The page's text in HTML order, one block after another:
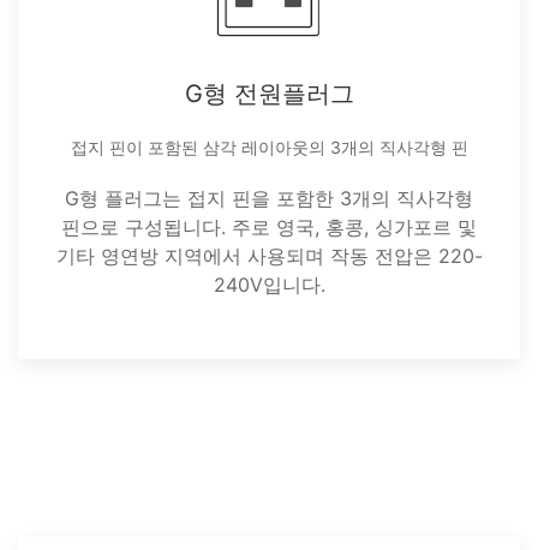
G형 전원플러그
접지 핀이 포함된 삼각 레이아웃의 3개의 직사각형 핀
G형 플러그는 접지 핀을 포함한 3개의 직사각형
핀으로 구성됩니다. 주로 영국, 홍콩, 싱가포르 및
기타 영연방 지역에서 사용되며 작동 전압은 220-
240V입니다.